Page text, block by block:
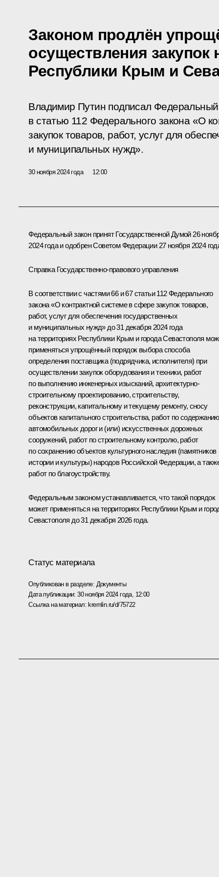
Законом продлён
осуществления закупок
Республики Крым и
Владимир Путин подписал
в статью 112 Федерального закона «О
закупок товаров, работ, услуг для
и муниципальных нужд».
30 ноября 2024 года 12:00
Федеральный закон принят Государственной Думой 26
2024 года и одобрен Советом Федерации 27 ноября 2024
Справка Государственно-правового управления
В соответствии с частями 66 и 67 статьи 112 Федерального
закона «О контрактной системе в сфере закупок товаров,
работ, услуг для обеспечения государственных
и муниципальных нужд» до 31 декабря 2024 года
на территориях Республики Крым и города Севастополя
применяться упрощённый порядок выбора способа
определения поставщика (подрядчика, исполнителя) при
осуществлении закупок оборудования и техники, работ
по выполнению инженерных изысканий, архитектурно-
строительному проектированию, строительству,
реконструкции, капитальному и текущему ремонту, сносу
объектов капитального строительства, работ по содержанию
автомобильных дорог и (или) искусственных дорожных
сооружений, работ по строительному контролю, работ
по сохранению объектов культурного наследия (памятников
истории и культуры) народов Российской Федерации, а
работ по благоустройству.
Федеральным законом устанавливается, что такой порядок
может применяться на территориях Республики Крым и
Севастополя до 31 декабря 2026 года.
Статус материала
Опубликован в разделе: Документы
Дата публикации:30 ноября 2024 года, 12:00
Ссылка на материал: kremlin.ru/d/75722